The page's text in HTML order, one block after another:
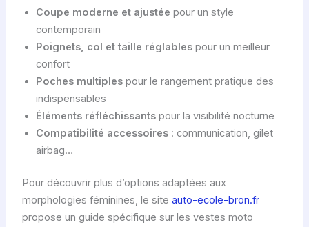
Coupe moderne et ajustée pour un style
contemporain
Poignets, col et taille réglablespour un meilleur
confort
Poches multiplespour le rangement pratique des
indispensables
Éléments réfléchissantspour la visibilité nocturne
Compatibilité accessoires: communication, gilet
airbag…
Pour découvrir plus d’options adaptées aux
morphologies féminines, le site auto-ecole-bron.fr
propose un guide spécifique sur les vestes moto